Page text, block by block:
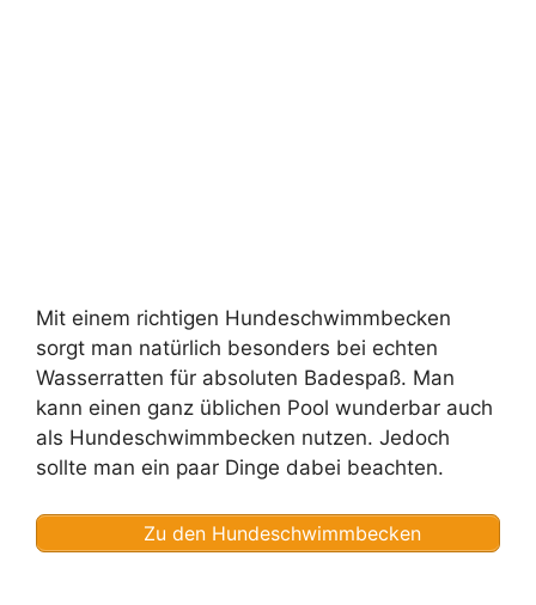
Mit einem richtigen Hundeschwimmbecken
sorgt man natürlich besonders bei echten
Wasserratten für absoluten Badespaß. Man
kann einen ganz üblichen Pool wunderbar auch
als Hundeschwimmbecken nutzen. Jedoch
sollte man ein paar Dinge dabei beachten.
Zu den Hundeschwimmbecken